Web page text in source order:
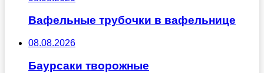
Вафельные трубочки в вафельнице
08.08.2026
Баурсаки творожные